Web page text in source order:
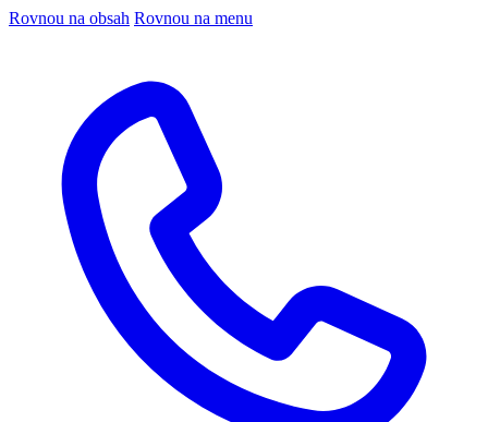
Rovnou na obsah Rovnou na menu